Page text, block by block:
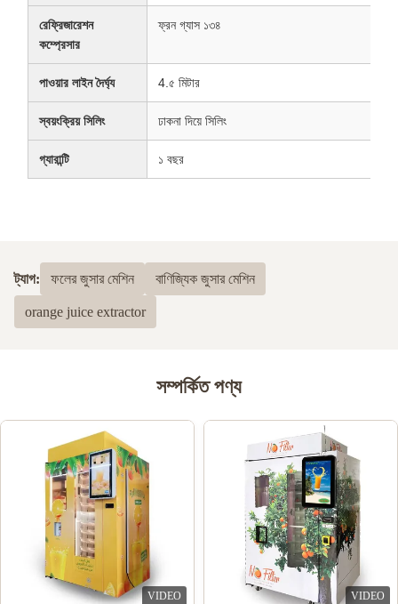
রেফ্রিজারেশন
কম্প্রেসার
ফ্রন গ্যাস ১৩৪
পাওয়ার লাইন দৈর্ঘ্য 4.৫ মিটার
স্বয়ংক্রিয় সিলিং ঢাকনা দিয়ে সিলিং
গ্যারান্টি ১ বছর
ট্যাগ: ফলের জুসার মেশিন বাণিজ্যিক জুসার মেশিন
orange juice extractor
সম্পর্কিত পণ্য
VIDEO VIDEO